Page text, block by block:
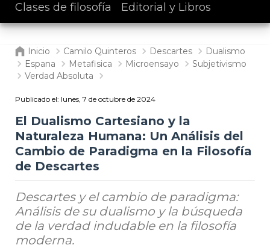
Clases de filosofía Editorial y Libros
Inicio Camilo Quinteros Descartes
Dualismo
Espana
Metafisica Microensayo
Subjetivismo
Verdad Absoluta
Publicado el: lunes, 7 de octubre de 2024
El Dualismo Cartesiano y la
Naturaleza Humana: Un Análisis del
Cambio de Paradigma en la Filosofía
de Descartes
Descartes y el cambio de paradigma:
Análisis de su dualismo y la búsqueda
de la verdad indudable en la filosofía
moderna.